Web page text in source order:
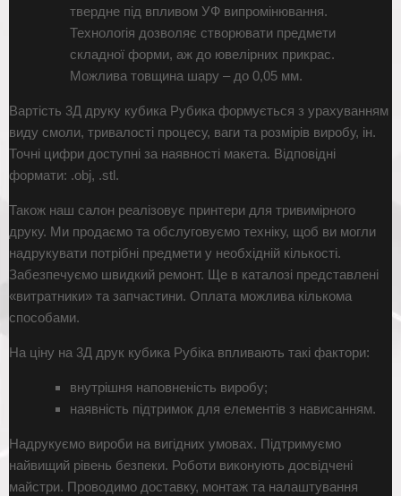
твердне під впливом УФ випромінювання.
Технологія дозволяє створювати предмети
складної форми, аж до ювелірних прикрас.
Можлива товщина шару – до 0,05 мм.
Вартість 3Д друку кубика Рубика формується з урахуванням
виду смоли, тривалості процесу, ваги та розмірів виробу, ін.
Точні цифри доступні за наявності макета. Відповідні
формати: .obj, .stl.
Також наш салон реалізовує принтери для тривимірного
друку. Ми продаємо та обслуговуємо техніку, щоб ви могли
надрукувати потрібні предмети у необхідній кількості.
Забезпечуємо швидкий ремонт. Ще в каталозі представлені
«витратники» та запчастини. Оплата можлива кількома
способами.
На ціну на 3Д друк кубика Рубіка впливають такі фактори:
внутрішня наповненість виробу;
наявність підтримок для елементів з нависанням.
Надрукуємо вироби на вигідних умовах. Підтримуємо
найвищий рівень безпеки. Роботи виконують досвідчені
майстри. Проводимо доставку, монтаж та налаштування